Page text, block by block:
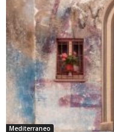
Mediterraneo